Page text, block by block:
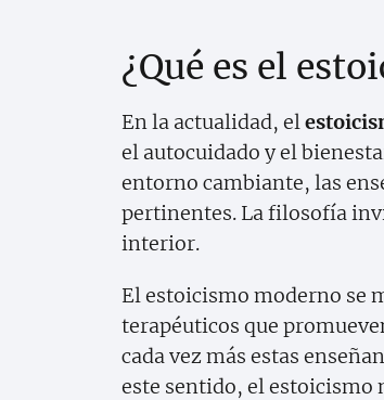
¿Qué es el
En la actualidad, el
el autocuidado y el
entorno cambiante, las
pertinentes. La filosofía
interior.
El estoicismo moderno se
terapéuticos que
cada vez más estas
este sentido, el estoicismo